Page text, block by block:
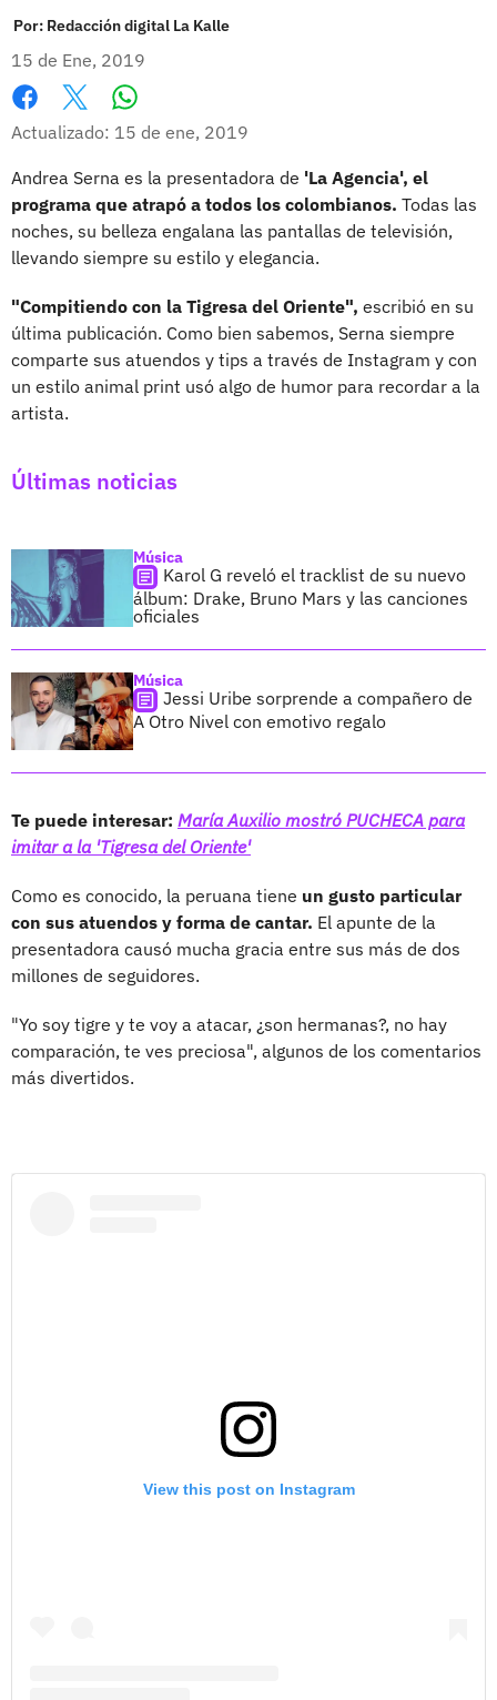
Por: Redacción digital La Kalle
15 de Ene, 2019
Facebook
X
Actualizado: 15 de ene, 2019
Andrea Serna es la presentadora de 'La Agencia', el
programa que atrapó a todos los colombianos. Todas las
noches, su belleza engalana las pantallas de televisión,
llevando siempre su estilo y elegancia.
"Compitiendo con la Tigresa del Oriente", escribió en su
última publicación. Como bien sabemos, Serna siempre
comparte sus atuendos y tips a través de Instagram y con
un estilo animal print usó algo de humor para recordar a la
artista.
Últimas noticias
Música
Karol G reveló el tracklist de su nuevo
álbum: Drake, Bruno Mars y las canciones
oficiales
Música
Jessi Uribe sorprende a compañero de
A Otro Nivel con emotivo regalo
Te puede interesar: María Auxilio mostró PUCHECA para
imitar a la 'Tigresa del Oriente'
Como es conocido, la peruana tiene un gusto particular
con sus atuendos y forma de cantar. El apunte de la
presentadora causó mucha gracia entre sus más de dos
millones de seguidores.
"Yo soy tigre y te voy a atacar, ¿son hermanas?, no hay
comparación, te ves preciosa", algunos de los comentarios
más divertidos.
View this post on Instagram